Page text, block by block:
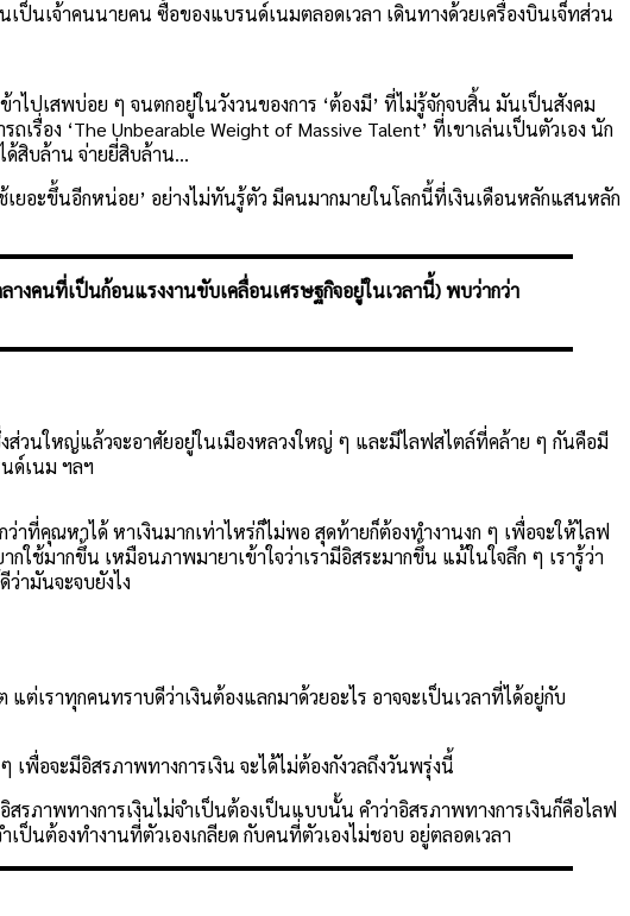
นเจ้าคนนายคน ซื้อของแบรนด์เนมตลอดเวลา เดินทางด้วยเครื่องบินเจ็ทส่วน
ปเสพบ่อย ๆ จนตกอยู่ในวังวนของการ ‘ต้องมี’ ที่ไม่รู้จักจบสิ้น มันเป็นสังคม
รื่อง ‘The Unbearable Weight of Massive Talent’ ที่เขาเล่นเป็นตัวเอง นัก
ด้สิบล้าน จ่ายยี่สิบล้าน…
ยอะขึ้นอีกหน่อย’ อย่างไม่ทันรู้ตัว มีคนมากมายในโลกนี้ที่เงินเดือนหลักแสนหลัก
างคนที่เป็นก้อนแรงงานขับเคลื่อนเศรษฐกิจอยู่ในเวลานี้) พบว่ากว่า
ส่วนใหญ่แล้วจะอาศัยอยู่ในเมืองหลวงใหญ่ ๆ และมีไลฟสไตล์ที่คล้าย ๆ กันคือมี
ด์เนม ฯลฯ
าที่คุณหาได้ หาเงินมากเท่าไหร่ก็ไม่พอ สุดท้ายก็ต้องทำงานงก ๆ เพื่อจะให้ไลฟ
ช้มากขึ้น เหมือนภาพมายาเข้าใจว่าเรามีอิสระมากขึ้น แม้ในใจลึก ๆ เรารู้ว่า
ามันจะจบยังไง
เราทุกคนทราบดีว่าเงินต้องแลกมาด้วยอะไร อาจจะเป็นเวลาที่ได้อยู่กับ
พื่อจะมีอิสรภาพทางการเงิน จะได้ไม่ต้องกังวลถึงวันพรุ่งนี้
รภาพทางการเงินไม่จำเป็นต้องเป็นแบบนั้น คำว่าอิสรภาพทางการเงินก็คือไลฟ
ป็นต้องทำงานที่ตัวเองเกลียด กับคนที่ตัวเองไม่ชอบ อยู่ตลอดเวลา